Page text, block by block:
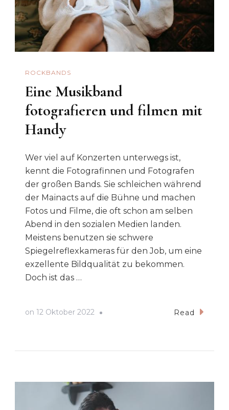
ROCKBANDS
Eine Musikband
fotografieren und filmen mit
Handy
Wer viel auf Konzerten unterwegs ist,
kennt die Fotografinnen und Fotografen
der großen Bands. Sie schleichen während
der Mainacts auf die Bühne und machen
Fotos und Filme, die oft schon am selben
Abend in den sozialen Medien landen.
Meistens benutzen sie schwere
Spiegelreflexkameras für den Job, um eine
exzellente Bildqualität zu bekommen.
Doch ist das …
on 12 Oktober 2022 Read